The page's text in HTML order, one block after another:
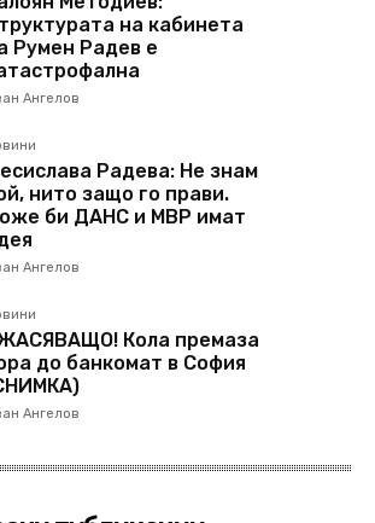
на кабинета
Румен Радев е
Ангелов
Радева: Не знам
нито защо го прави.
би ДАНС и МВР имат
Ангелов
Кола премаза
до банкомат в София
Ангелов